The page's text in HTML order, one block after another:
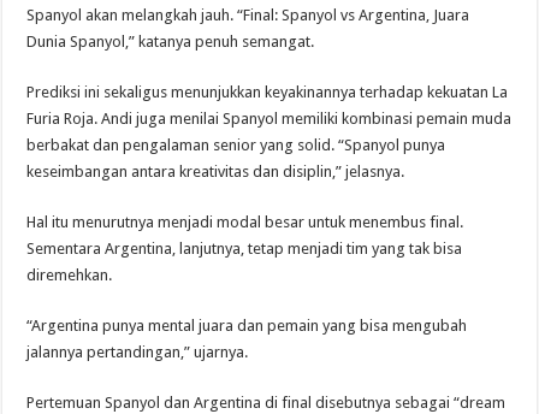
Spanyol akan melangkah jauh. “Final: Spanyol vs Argentina, Juara
Dunia Spanyol,” katanya penuh semangat.
Prediksi ini sekaligus menunjukkan keyakinannya terhadap kekuatan La
Furia Roja. Andi juga menilai Spanyol memiliki kombinasi pemain muda
berbakat dan pengalaman senior yang solid. “Spanyol punya
keseimbangan antara kreativitas dan disiplin,” jelasnya.
Hal itu menurutnya menjadi modal besar untuk menembus final.
Sementara Argentina, lanjutnya, tetap menjadi tim yang tak bisa
diremehkan.
“Argentina punya mental juara dan pemain yang bisa mengubah
jalannya pertandingan,” ujarnya.
Pertemuan Spanyol dan Argentina di final disebutnya sebagai “dream